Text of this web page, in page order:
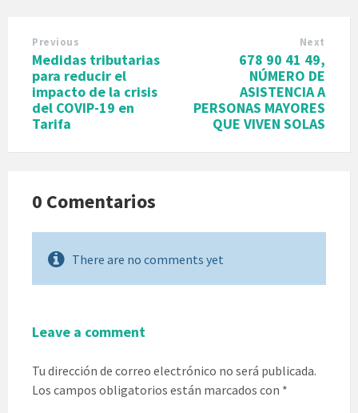
Previous
Medidas tributarias
para reducir el
impacto de la crisis
del COVIP-19 en
Tarifa
Next
678 90 41 49,
NÚMERO DE
ASISTENCIA A
PERSONAS MAYORES
QUE VIVEN SOLAS
0 Comentarios
There are no comments yet
Leave a comment
Tu dirección de correo electrónico no será publicada.
Los campos obligatorios están marcados con *